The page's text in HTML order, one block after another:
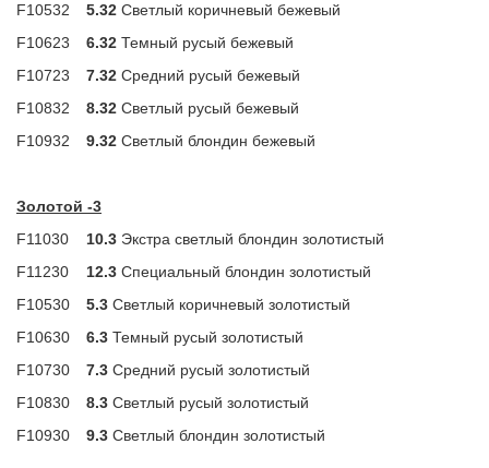
F10532
5.32 Светлый коричневый бежевый
F10623
6.32 Темный русый бежевый
F10723
7.32 Средний русый бежевый
F10832
8.32 Светлый русый бежевый
F10932
9.32 Светлый блондин бежевый
Золотой -3
F11030
10.3 Экстра светлый блондин золотистый
F11230
12.3 Специальный блондин золотистый
F10530
5.3 Светлый коричневый золотистый
F10630
6.3 Темный русый золотистый
F10730
7.3 Средний русый золотистый
F10830
8.3 Светлый русый золотистый
F10930
9.3 Светлый блондин золотистый